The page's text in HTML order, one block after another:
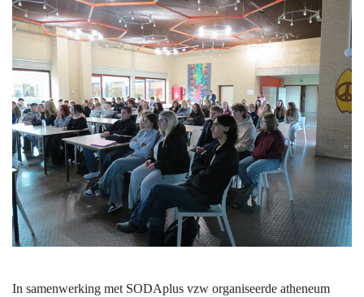
In samenwerking met SODAplus vzw organiseerde atheneum